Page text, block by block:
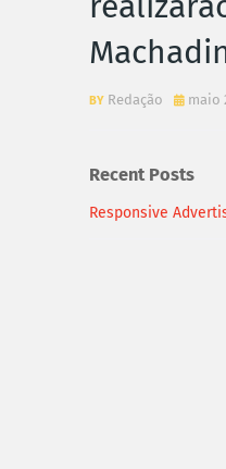
Redação maio
Recent Posts
Responsive